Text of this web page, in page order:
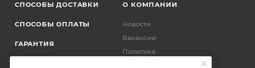
СПОСОБЫ ДОСТАВКИ
СПОСОБЫ ОПЛАТЫ
ГАРАНТИЯ
О КОМПАНИИ
Новости
Вакансии
Политика